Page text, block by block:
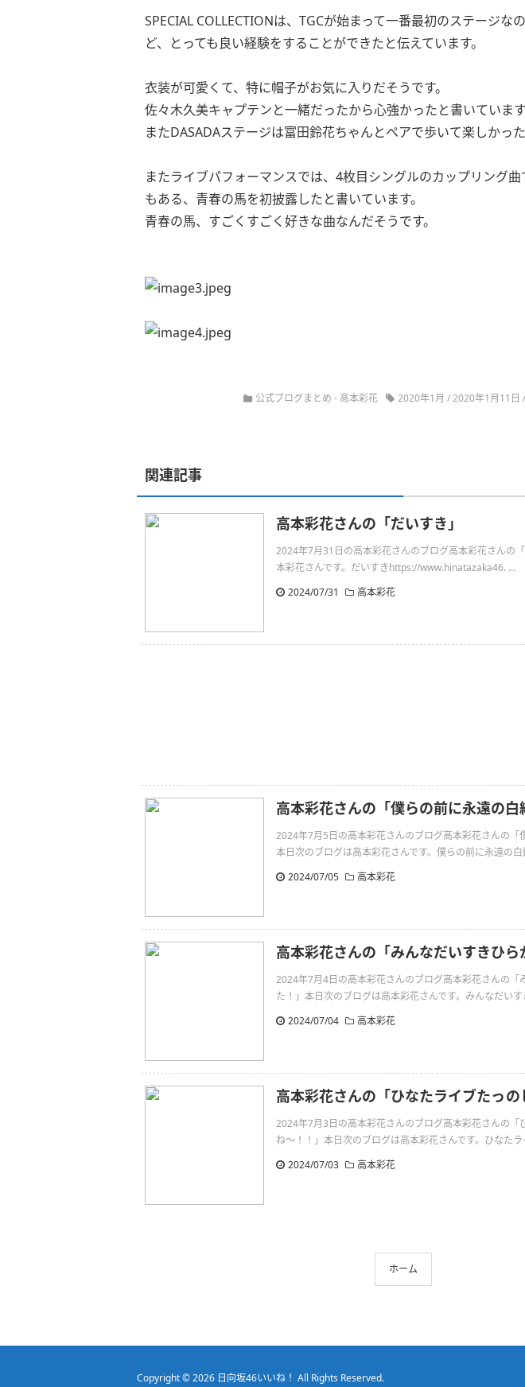
SPECIAL COLLECTIONは、TGCが始まって一番最初のステージな
ど、とっても良い経験をすることができたと伝えています。
衣装が可愛くて、特に帽子がお気に入りだそうです。
佐々木久美キャプテンと一緒だったから心強かったと書いています
またDASADAステージは富田鈴花ちゃんとペアで歩いて楽しかった
またライブパフォーマンスでは、4枚目シングルのカップリング
もある、青春の馬を初披露したと書いています。
青春の馬、すごくすごく好きな曲なんだそうです。
公式ブログまとめ - 高本彩花 2020年1月 /2020年1月11日 /
関連記事
高本彩花さんの「だいすき」
2024年7月31日の高本彩花さんのブログ高本彩花さんの
本彩花さんです。だいすきhttps://www.hinatazaka46. ...
2024/07/31
高本彩花
高本彩花さんの「僕らの前に永遠の白
2024年7月5日の高本彩花さんのブログ高本彩花さんの「
本日次のブログは高本彩花さんです。僕らの前に永遠の
2024/07/05
高本彩花
高本彩花さんの「みんなだいすきひら
2024年7月4日の高本彩花さんのブログ高本彩花さんの「
た！」本日次のブログは高本彩花さんです。みんなだい
2024/07/04
高本彩花
高本彩花さんの「ひなたライブたっの
2024年7月3日の高本彩花さんのブログ高本彩花さんの「
ね〜！！」本日次のブログは高本彩花さんです。ひなた
2024/07/03
高本彩花
ホーム
Copyright © 2026 日向坂46いいね！ All Rights Reserved.